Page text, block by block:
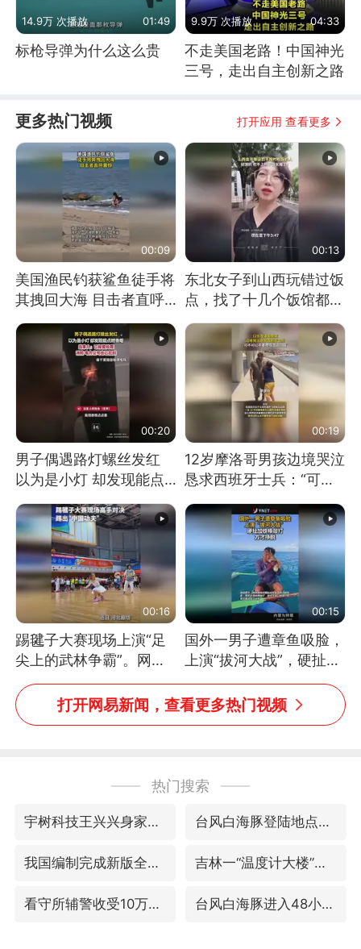
14.9万 次播放 01:49
标枪导弹为什么这么贵
9.9万 次播放 04:33
不走美国老路！中国神光
三号，走出自主创新之路
更多热门视频 打开应用 查看更多
00:09
美国渔民钓获鲨鱼徒手将
其拽回大海 目击者直呼
震惊 （视频来源：参考
消息）
00:13
东北女子到山西玩错过饭
点，找了十几个饭馆都没
开门：午休到几点
00:20
男子偶遇路灯螺丝发红
以为是小灯 却发现能点
燃香烟 当事人：已报警
处理
00:19
12岁摩洛哥男孩边境哭泣
恳求西班牙士兵：“可不
可以不要把我遣返回国”
00:16
踢毽子大赛现场上演“足
尖上的武林争霸”。网
友：这哪是踢毽子，分明
是武侠片现场！#睡个好
觉
00:15
国外一男子遭章鱼吸脸，
上演“拔河大战”，硬扯加
铁棒敲打方才挣脱
打开网易新闻，查看更多热门视频
热门搜索
宇树科技王兴兴身家有望超200亿元 台风白海豚登陆地点更新
我国编制完成新版全月地质图 吉林一“温度计大楼”读数爆表
看守所辅警收受10万获刑1年 台风白海豚进入48小时警戒线